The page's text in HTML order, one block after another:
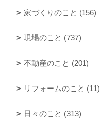
家づくりのこと (156)
現場のこと (737)
不動産のこと (201)
リフォームのこと (11)
日々のこと (313)